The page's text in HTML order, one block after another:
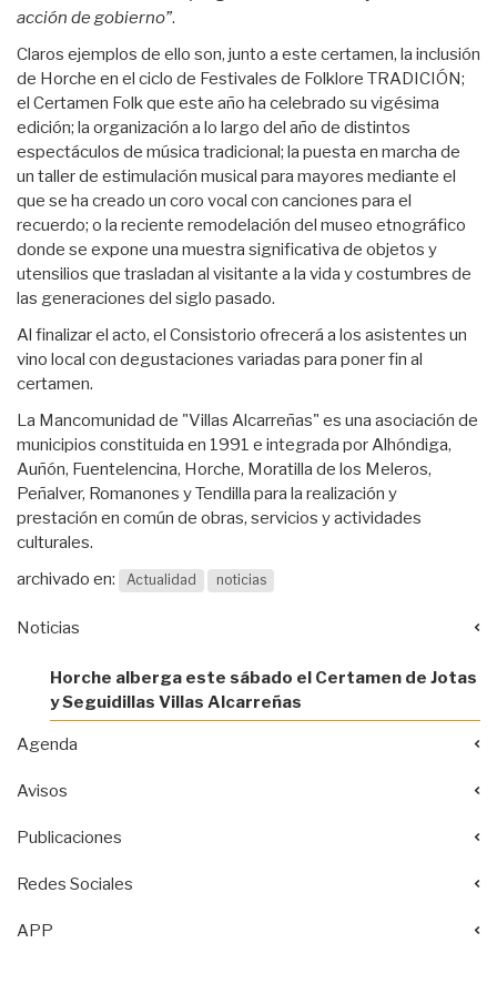
acción de gobierno”.
Claros ejemplos de ello son, junto a este certamen, la inclusión
de Horche en el ciclo de Festivales de Folklore TRADICIÓN;
el Certamen Folk que este año ha celebrado su vigésima
edición; la organización a lo largo del año de distintos
espectáculos de música tradicional; la puesta en marcha de
un taller de estimulación musical para mayores mediante el
que se ha creado un coro vocal con canciones para el
recuerdo; o la reciente remodelación del museo etnográfico
donde se expone una muestra significativa de objetos y
utensilios que trasladan al visitante a la vida y costumbres de
las generaciones del siglo pasado.
Al finalizar el acto, el Consistorio ofrecerá a los asistentes un
vino local con degustaciones variadas para poner fin al
certamen.
La Mancomunidad de "Villas Alcarreñas" es una asociación de
municipios constituida en 1991 e integrada por Alhóndiga,
Auñón, Fuentelencina, Horche, Moratilla de los Meleros,
Peñalver, Romanones y Tendilla para la realización y
prestación en común de obras, servicios y actividades
culturales.
archivado en:
Actualidad noticias
Noticias
Horche alberga este sábado el Certamen de Jotas
y Seguidillas Villas Alcarreñas
Agenda
Avisos
Publicaciones
Redes Sociales
APP